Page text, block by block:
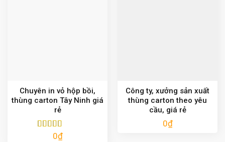
Chuyên in vỏ hộp bồi,
thùng carton Tây Ninh giá
rẻ
Được xếp
0₫
Công ty, xưởng sản xuất
thùng carton theo yêu
cầu, giá rẻ
0₫